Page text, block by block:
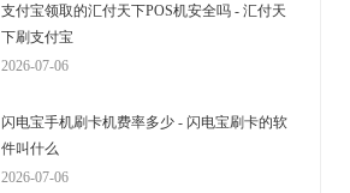
支付宝领取的汇付天下POS机安全吗 - 汇付天
下刷支付宝
2026-07-06
闪电宝手机刷卡机费率多少 - 闪电宝刷卡的软
件叫什么
2026-07-06